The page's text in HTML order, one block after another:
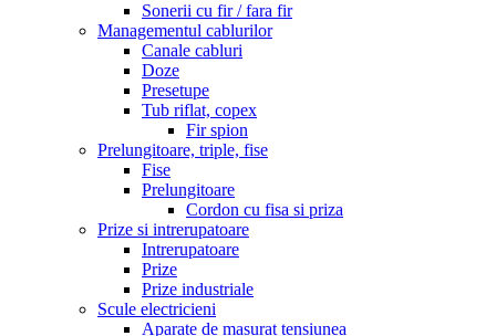
Sonerii cu fir / fara fir
Managementul cablurilor
Canale cabluri
Doze
Presetupe
Tub riflat, copex
Fir spion
Prelungitoare, triple, fise
Fise
Prelungitoare
Cordon cu fisa si priza
Prize si intrerupatoare
Intrerupatoare
Prize
Prize industriale
Scule electricieni
Aparate de masurat tensiunea